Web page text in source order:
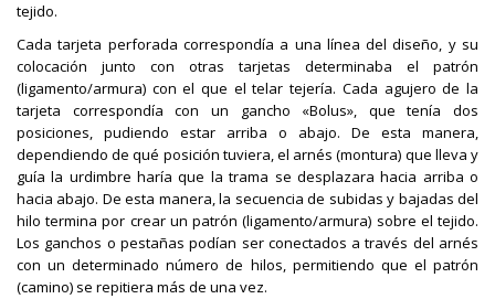
tejido.
Cada tarjeta perforada correspondía a una línea del diseño, y su
colocación junto con otras tarjetas determinaba el patrón
(ligamento/armura) con el que el telar tejería. Cada agujero de la
tarjeta correspondía con un gancho «Bolus», que tenía dos
posiciones, pudiendo estar arriba o abajo. De esta manera,
dependiendo de qué posición tuviera, el arnés (montura) que lleva y
guía la urdimbre haría que la trama se desplazara hacia arriba o
hacia abajo. De esta manera, la secuencia de subidas y bajadas del
hilo termina por crear un patrón (ligamento/armura) sobre el tejido.
Los ganchos o pestañas podían ser conectados a través del arnés
con un determinado número de hilos, permitiendo que el patrón
(camino) se repitiera más de una vez.